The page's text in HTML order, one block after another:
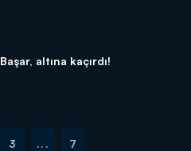
Başar, altına kaçırdı!
3 ... 7